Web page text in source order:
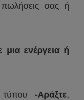
πωλήσεις σας ή
ενέργεια ή
τύπου -Αράξτε,